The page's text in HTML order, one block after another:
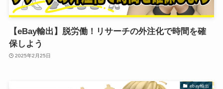
【eBay輸出】脱労働！リサーチの外注化で時間を確
保しよう
2025年2月25日
ebay輸出